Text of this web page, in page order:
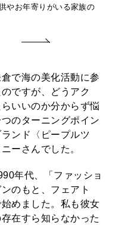
やお年寄りがいる家族の
で海の美化活動に参
ですが、どうアク
いいのか分からず悩
のターニングポイン
ンド〈ピープルツ
ーさんでした。
年代、「ファッショ
のもと、フェアト
めました。私も彼女
在すら知らなかった